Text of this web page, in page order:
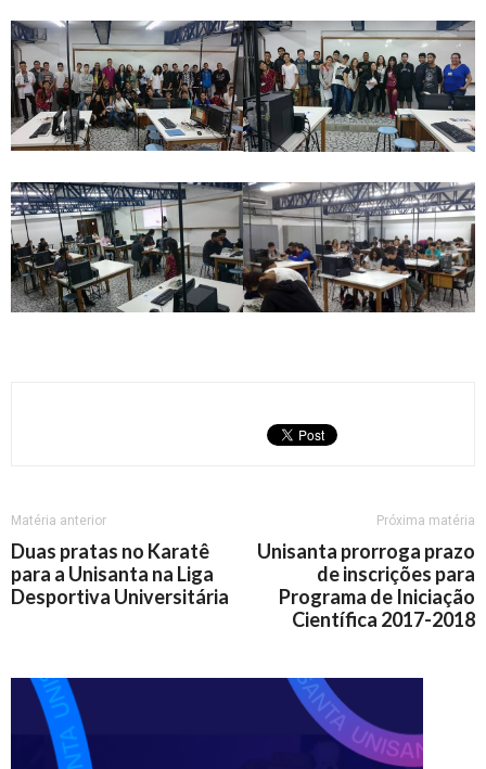
Matéria anterior
Duas pratas no Karatê
para a Unisanta na Liga
Desportiva Universitária
Próxima matéria
Unisanta prorroga prazo
de inscrições para
Programa de Iniciação
Científica 2017-2018